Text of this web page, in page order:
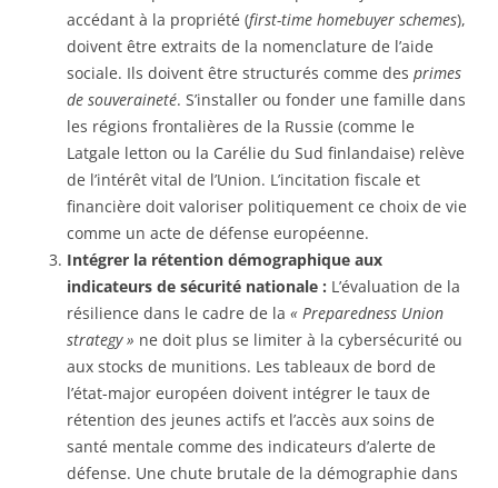
accédant à la propriété (first-time homebuyer schemes),
doivent être extraits de la nomenclature de l’aide
sociale. Ils doivent être structurés comme des primes
de souveraineté. S’installer ou fonder une famille dans
les régions frontalières de la Russie (comme le
Latgale letton ou la Carélie du Sud finlandaise) relève
de l’intérêt vital de l’Union. L’incitation fiscale et
financière doit valoriser politiquement ce choix de vie
comme un acte de défense européenne.
Intégrer la rétention démographique aux
indicateurs de sécurité nationale : L’évaluation de la
résilience dans le cadre de la « Preparedness Union
strategy » ne doit plus se limiter à la cybersécurité ou
aux stocks de munitions. Les tableaux de bord de
l’état-major européen doivent intégrer le taux de
rétention des jeunes actifs et l’accès aux soins de
santé mentale comme des indicateurs d’alerte de
défense. Une chute brutale de la démographie dans